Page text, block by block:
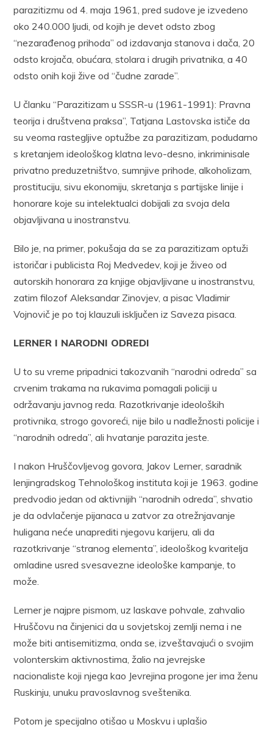
parazitizmu od 4. maja 1961, pred sudove je izvedeno
oko 240.000 ljudi, od kojih je devet odsto zbog
“nezarađenog prihoda” od izdavanja stanova i dača, 20
odsto krojača, obućara, stolara i drugih privatnika, a 40
odsto onih koji žive od “čudne zarade”.
U članku “Parazitizam u SSSR-u (1961-1991): Pravna
teorija i društvena praksa”, Tatjana Lastovska ističe da
su veoma rastegljive optužbe za parazitizam, podudarno
s kretanjem ideološkog klatna levo-desno, inkriminisale
privatno preduzetništvo, sumnjive prihode, alkoholizam,
prostituciju, sivu ekonomiju, skretanja s partijske linije i
honorare koje su intelektualci dobijali za svoja dela
objavljivana u inostranstvu.
Bilo je, na primer, pokušaja da se za parazitizam optuži
istoričar i publicista Roj Medvedev, koji je živeo od
autorskih honorara za knjige objavljivane u inostranstvu,
zatim filozof Aleksandar Zinovjev, a pisac Vladimir
Vojnovič je po toj klauzuli isključen iz Saveza pisaca.
LERNER I NARODNI ODREDI
U to su vreme pripadnici takozvanih “narodni odreda” sa
crvenim trakama na rukavima pomagali policiji u
održavanju javnog reda. Razotkrivanje ideoloških
protivnika, strogo govoreći, nije bilo u nadležnosti policije i
“narodnih odreda”, ali hvatanje parazita jeste.
I nakon Hruščovljevog govora, Jakov Lerner, saradnik
lenjingradskog Tehnološkog instituta koji je 1963. godine
predvodio jedan od aktivnijih “narodnih odreda”, shvatio
je da odvlačenje pijanaca u zatvor za otrežnjavanje
huligana neće unaprediti njegovu karijeru, ali da
razotkrivanje “stranog elementa”, ideološkog kvaritelja
omladine usred svesavezne ideološke kampanje, to
može.
Lerner je najpre pismom, uz laskave pohvale, zahvalio
Hruščovu na činjenici da u sovjetskoj zemlji nema i ne
može biti antisemitizma, onda se, izveštavajući o svojim
volonterskim aktivnostima, žalio na jevrejske
nacionaliste koji njega kao Jevrejina progone jer ima ženu
Ruskinju, unuku pravoslavnog sveštenika.
Potom je specijalno otišao u Moskvu i uplašio